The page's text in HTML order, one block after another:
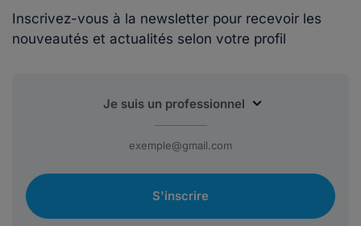
Inscrivez-vous à la newsletter pour recevoir les
nouveautés et actualités selon votre profil
S'inscrire